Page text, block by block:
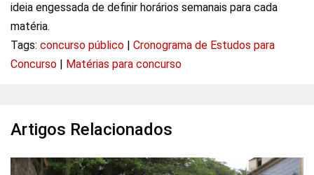
ideia engessada de definir horários semanais para cada
matéria.
Tags: concurso público
Cronograma de Estudos para
Concurso
Matérias para concurso
Artigos Relacionados